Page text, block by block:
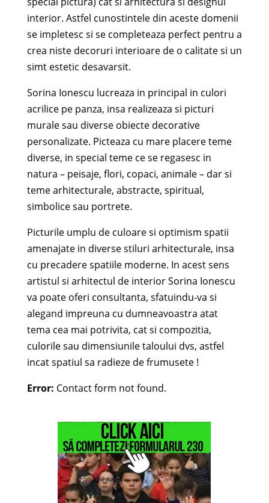
interior. Astfel cunostintele din aceste domenii
se impletesc si se completeaza perfect pentru a
crea niste decoruri interioare de o calitate si un
simt estetic desavarsit.
Sorina Ionescu lucreaza in principal in culori
acrilice pe panza, insa realizeaza si picturi
murale sau diverse obiecte decorative
personalizate. Picteaza cu mare placere teme
diverse, in special teme ce se regasesc in
natura – peisaje, flori, copaci, animale – dar si
teme arhitecturale, abstracte, spiritual,
simbolice sau portrete.
Picturile umplu de culoare si optimism spatii
amenajate in diverse stiluri arhitecturale, insa
cu precadere spatiile moderne. In acest sens
artistul si arhitectul de interior Sorina Ionescu
va poate oferi consultanta, sfatuindu-va si
alegand impreuna cu dumneavoastra atat
tema cea mai potrivita, cat si compozitia,
culorile sau dimensiunile taloului dvs, astfel
incat spatiul sa radieze de frumusete !
Error: Contact form not found.